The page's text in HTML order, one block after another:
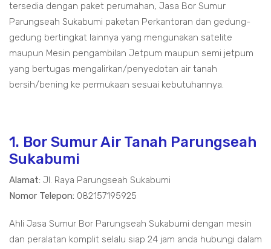
tersedia dengan paket perumahan, Jasa Bor Sumur
Parungseah Sukabumi paketan Perkantoran dan gedung-
gedung bertingkat lainnya yang mengunakan satelite
maupun Mesin pengambilan Jetpum maupun semi jetpum
yang bertugas mengalirkan/penyedotan air tanah
bersih/bening ke permukaan sesuai kebutuhannya.
1. Bor Sumur Air Tanah Parungseah
Sukabumi
Alamat: Jl. Raya Parungseah Sukabumi
Nomor Telepon: 082157195925
Ahli Jasa Sumur Bor Parungseah Sukabumi dengan mesin
dan peralatan komplit selalu siap 24 jam anda hubungi dalam